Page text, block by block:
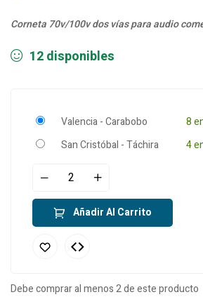
Corneta 70v/100v dos vías para audio
12 disponibles
Valencia - Carabobo
8
San Cristóbal - Táchira
4
Añadir Al Carrito
Debe comprar al menos 2 de este producto